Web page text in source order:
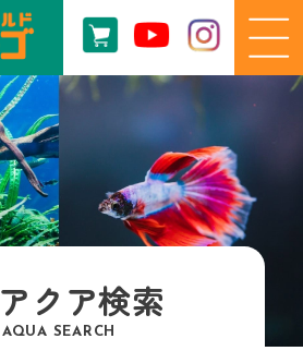
アクア検索
AQUA SEARCH